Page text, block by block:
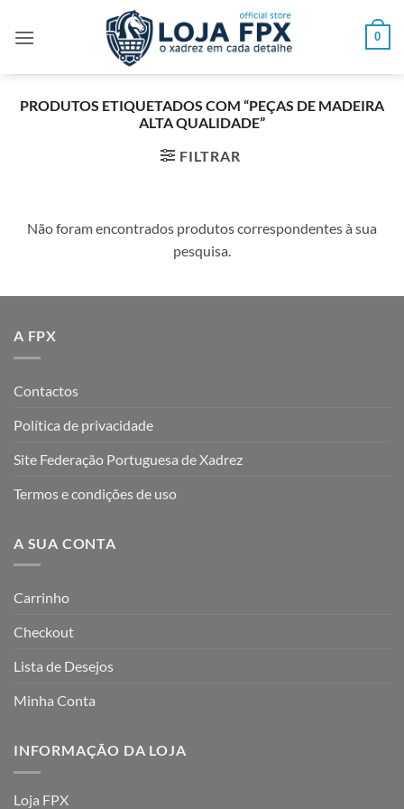
0
PRODUTOS ETIQUETADOS COM “PEÇAS DE MADEIRA
ALTA QUALIDADE”
FILTRAR
Não foram encontrados produtos correspondentes à sua
pesquisa.
A FPX
Contactos
Política de privacidade
Site Federação Portuguesa de Xadrez
Termos e condições de uso
A SUA CONTA
Carrinho
Checkout
Lista de Desejos
Minha Conta
INFORMAÇÃO DA LOJA
Loja FPX